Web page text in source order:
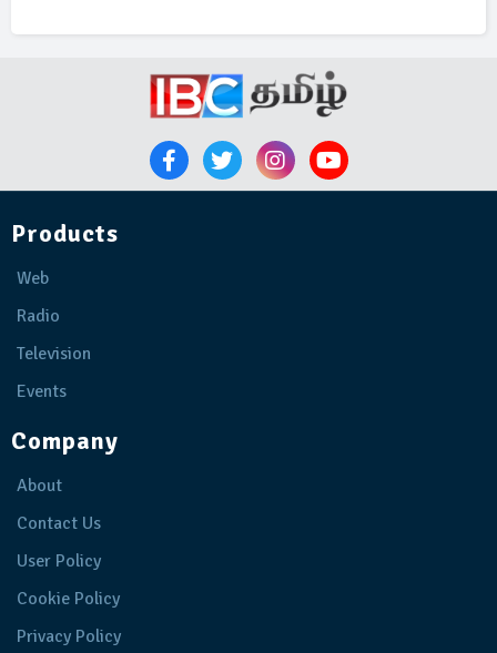
Products
Web
Radio
Television
Events
Company
About
Contact Us
User Policy
Cookie Policy
Privacy Policy